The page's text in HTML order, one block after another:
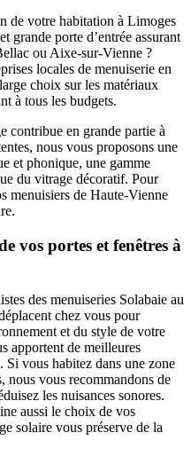
de votre habitation à Limoges
grande porte d’entrée assurant
ou Aixe-sur-Vienne ?
locales de menuiserie en
choix sur les matériaux
à tous les budgets.
contribue en grande partie à
nous vous proposons une
et phonique, une gamme
du vitrage décoratif. Pour
menuisiers de Haute-Vienne
vos portes et fenêtres à
des menuiseries Solabaie au
chez vous pour
et du style de votre
apportent de meilleures
Si vous habitez dans une zone
nous vous recommandons de
les nuisances sonores.
aussi le choix de vos
solaire vous préserve de la